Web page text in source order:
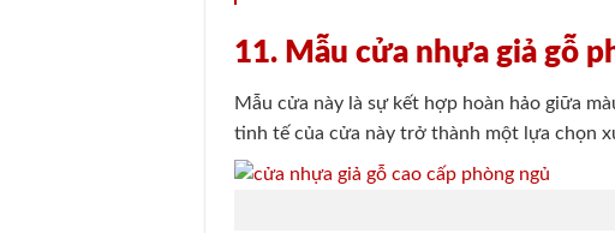
11. Mẫu cửa nhựa giả gỗ
Mẫu cửa này là sự kết hợp hoàn hảo giữa
tinh tế của cửa này trở thành một lựa chọn